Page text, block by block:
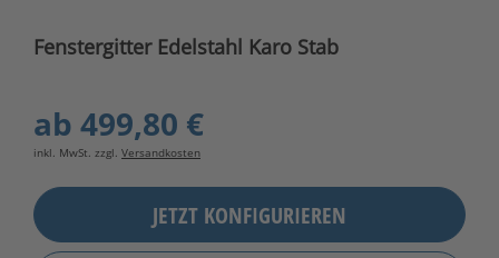
Fenstergitter Edelstahl Karo Stab
ab 499,80 €
inkl. MwSt. zzgl. Versandkosten
JETZT KONFIGURIEREN